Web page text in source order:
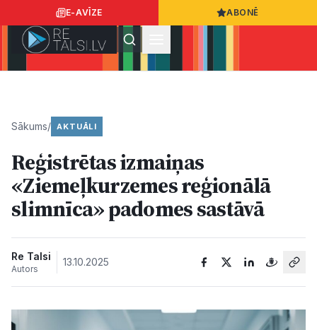
E-AVĪZE ABONĒ
Ziņas
Sabiedrība
Sākums/ AKTUĀLI
Reģistrētas izmaiņas
«Ziemeļkurzemes reģionālā
slimnīca» padomes sastāvā
Re Talsi
Autors
13.10.2025